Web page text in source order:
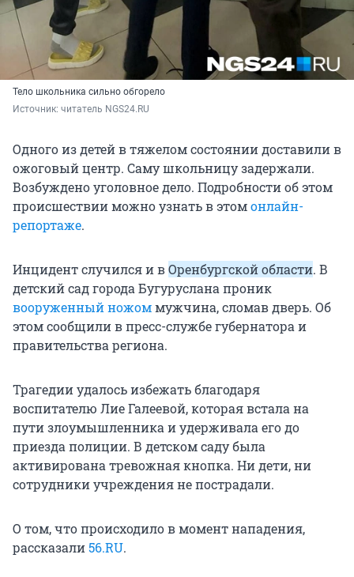
Тело школьника сильно обгорело
Источник: читатель NGS24.RU
Одного из детей в тяжелом состоянии доставили в
ожоговый центр. Саму школьницу задержали.
Возбуждено уголовное дело. Подробности об этом
происшествии можно узнать в этомонлайн-
репортаже.
Инцидент случился и вОренбургской области. В
детский сад города Бугуруслана проник
вооруженный ножоммужчина, сломав дверь. Об
этом сообщили в пресс-службе губернатора и
правительства региона.
Трагедии удалось избежать благодаря
воспитателю Лие Галеевой, которая встала на
пути злоумышленника и удерживала его до
приезда полиции. В детском саду была
активирована тревожная кнопка. Ни дети, ни
сотрудники учреждения не пострадали.
О том, что происходило в момент нападения,
рассказали56.RU.